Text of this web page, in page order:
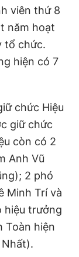
viên thứ 8
năm hoạt
tổ chức.
hiện có 7
chức Hiệu
giữ chức
còn có 2
Anh Vũ
2 phó
Minh Trí và
hiệu trưởng
Toàn hiện